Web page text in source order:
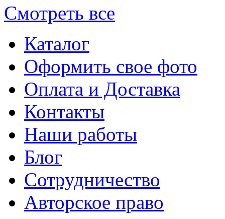
Смотреть все
Каталог
Оформить свое фото
Оплата и Доставка
Контакты
Наши работы
Блог
Сотрудничество
Авторское право